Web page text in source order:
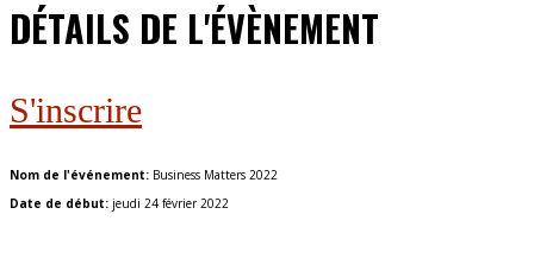
DÉTAILS DE L'ÉVÈNEMENT
S'inscrire
Nom de l'événement: Business Matters 2022
Date de début: jeudi 24 février 2022